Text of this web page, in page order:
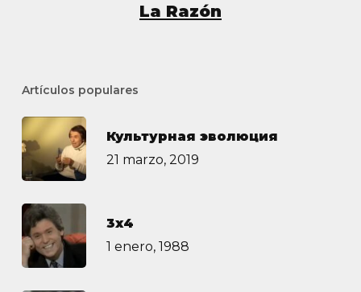
La Razón
Artículos populares
Культурная эволюция
21 marzo, 2019
3х4
1 enero, 1988